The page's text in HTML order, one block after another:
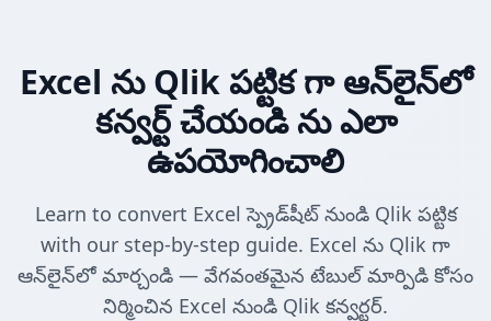
Excel ను Qlik పట్టిక గా ఆన్‌లైన్‌లో
కన్వర్ట్ చేయండి ను ఎలా
ఉపయోగించాలి
Learn to convert Excel స్ప్రెడ్‌షీట్ నుండి Qlik పట్టిక
with our step-by-step guide. Excel ను Qlik గా
ఆన్‌లైన్‌లో మార్చండి — వేగవంతమైన టేబుల్ మార్పిడి కోసం
నిర్మించిన Excel నుండి Qlik కన్వర్టర్.